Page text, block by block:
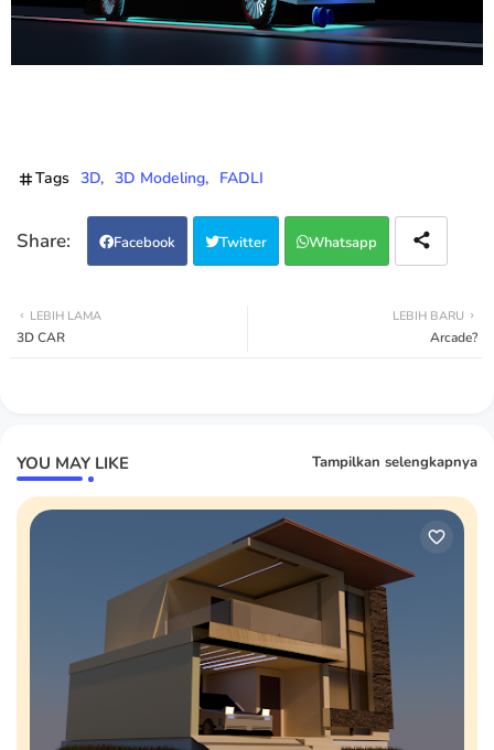
Tags 3D 3D Modeling FADLI
Facebook Twitter Whatsapp
LEBIH BARU
Arcade?
LEBIH LAMA
3D CAR
YOU MAY LIKE Tampilkan selengkapnya